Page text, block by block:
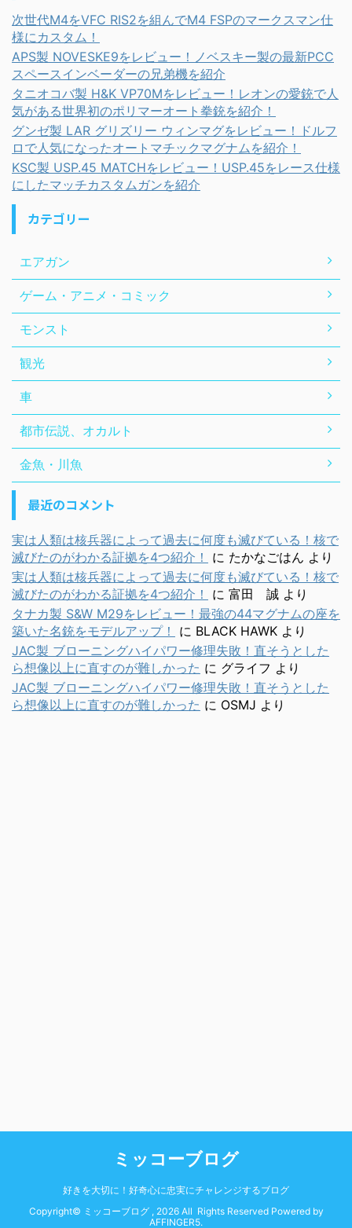
次世代M4をVFC RIS2を組んでM4 FSPのマークスマン仕
様にカスタム！
APS製 NOVESKE9をレビュー！ノベスキー製の最新PCC
スペースインベーダーの兄弟機を紹介
タニオコバ製 H&K VP70Mをレビュー！レオンの愛銃で人
気がある世界初のポリマーオート拳銃を紹介！
グンゼ製 LAR グリズリー ウィンマグをレビュー！ドルフ
ロで人気になったオートマチックマグナムを紹介！
KSC製 USP.45 MATCHをレビュー！USP.45をレース仕様
にしたマッチカスタムガンを紹介
カテゴリー
エアガン
ゲーム・アニメ・コミック
モンスト
観光
車
都市伝説、オカルト
金魚・川魚
最近のコメント
実は人類は核兵器によって過去に何度も滅びている！核で
滅びたのがわかる証拠を4つ紹介！
に たかなごはん より
実は人類は核兵器によって過去に何度も滅びている！核で
滅びたのがわかる証拠を4つ紹介！
に 富田 誠 より
タナカ製 S&W M29をレビュー！最強の44マグナムの座を
築いた名銃をモデルアップ！
に BLACK HAWK より
JAC製 ブローニングハイパワー修理失敗！直そうとした
ら想像以上に直すのが難しかった に グライフ より
JAC製 ブローニングハイパワー修理失敗！直そうとした
ら想像以上に直すのが難しかった に OSMJ より
ミッコーブログ
好きを大切に！好奇心に忠実にチャレンジするブログ
Copyright© ミッコーブログ , 2026 All Rights Reserved Powered by
AFFINGER5.